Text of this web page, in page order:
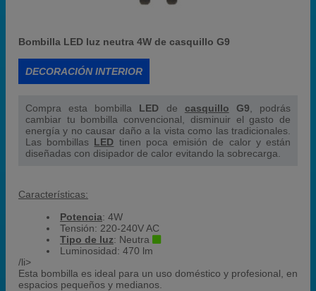
Bombilla LED luz neutra 4W de casquillo G9
DECORACIÓN INTERIOR
Compra esta bombilla LED de casquillo G9 , podrás
cambiar tu bombilla convencional, disminuir el gasto de
energía y no causar daño a la vista como las tradicionales.
Las bombillas LED tinen poca emisión de calor y están
diseñadas con disipador de calor evitando la sobrecarga.
Características:
Potencia: 4W
Tensión: 220-240V AC
Tipo de luz: Neutra
Luminosidad: 470 lm
/li>
Esta bombilla es ideal para un uso doméstico y profesional, en
espacios pequeños y medianos.